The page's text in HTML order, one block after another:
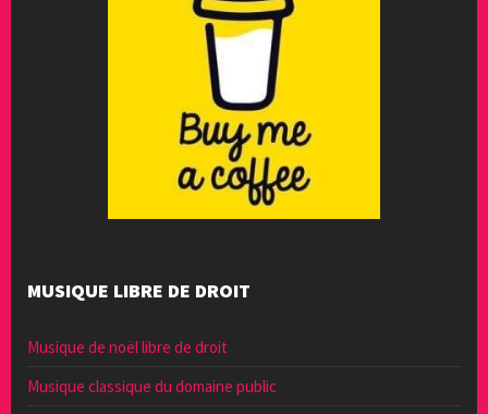
MUSIQUE LIBRE DE DROIT
Musique de noël libre de droit
Musique classique du domaine public